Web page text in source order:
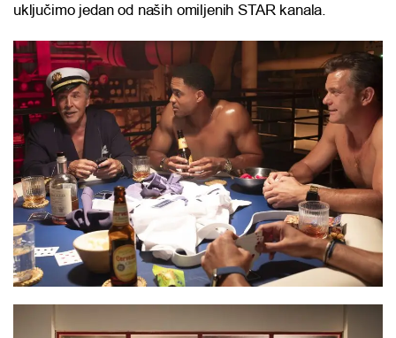
uključimo jedan od naših omiljenih STAR kanala.